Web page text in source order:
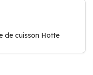
de cuisson Hotte